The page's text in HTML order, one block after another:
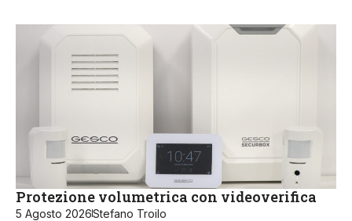
Protezione volumetrica con videoverifica
5 Agosto 2026Stefano Troilo